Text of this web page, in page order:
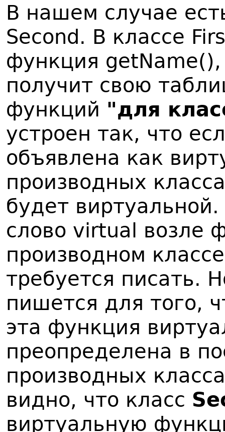
В нашем случае
Second. В классе
функция
получит свою
функций "для
устроен так, что
объявлена как
производных
будет
слово virtual возле
производном
требуется писать.
пишется для того,
эта функция
преопределена в
производных
видно, что класс
виртуальную